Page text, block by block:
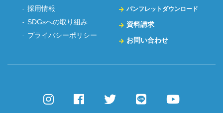
採用情報
SDGsへの取り組み
プライバシーポリシー
パンフレットダウンロード
資料請求
お問い合わせ